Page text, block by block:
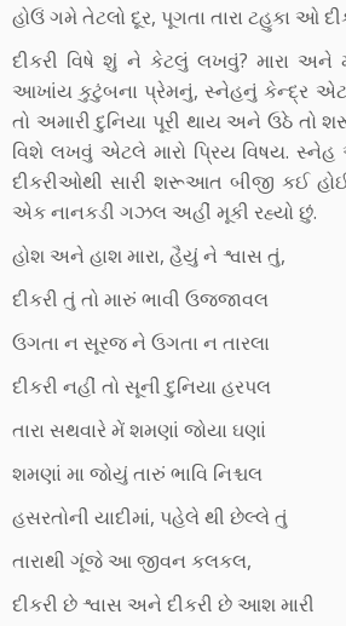
હોઉં ગમે તેટલો દૂર, પૂગતા તારા ટહુકા ઓ
દીકરી વિષે શું ને કેટલું લખવું? મારા અને
આખાંય કુટુંબના પ્રેમનું, સ્નેહનું કેન્દ્ર એટલે
તો અમારી દુનિયા પૂરી થાય અને ઉઠે તો
વિશે લખવું એટલે મારો પ્રિય વિષય. સ્નેહ
દીકરીઓથી સારી શરૂઆત બીજી કઈ
એક નાનકડી ગઝલ અહીં મૂકી રહ્યો છું.
હોશ અને હાશ મારા, હૈયું ને શ્વાસ તું,
દીકરી તું તો મારું ભાવી ઉજ્જાવલ
ઉગતા ન સૂરજ ને ઉગતા ન તારલા
દીકરી નહીં તો સૂની દુનિયા હરપલ
તારા સથવારે મેં શમણાં જોયા ઘણાં
શમણાં મા જોયું તારું ભાવિ નિશ્ચલ
હસરતોની યાદીમાં, પહેલે થી છેલ્લે તું
તારાથી ગૂંજે આ જીવન કલકલ,
દીકરી છે શ્વાસ અને દીકરી છે આશ મારી